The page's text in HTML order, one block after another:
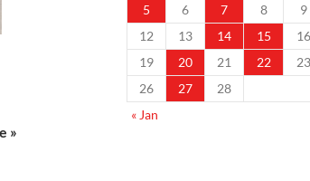
»
5
6 7 8 9
12
13 14 15 16
19
20 21 22 23
26
27
28
« Jan